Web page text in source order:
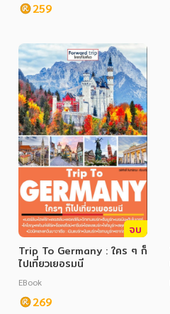
259
จบ
Trip To Germany : ใคร ๆ ก็
ไปเที่ยวเยอรมนี
EBook
269